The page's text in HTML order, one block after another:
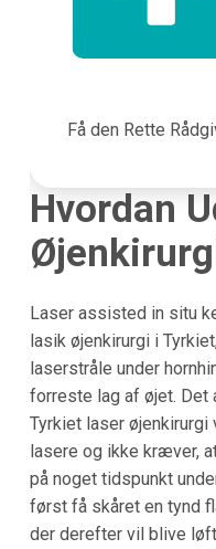
Få den Rette
Hvordan
Laser assisted in situ
lasik øjenkirurgi i
laserstråle under
forreste lag af øjet. Det
Tyrkiet laser
lasere og ikke kræver,
på noget tidspunkt
først få skåret en tynd
der derefter vil blive